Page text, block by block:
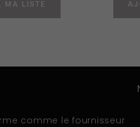
MA LISTE
comme le fournisseur